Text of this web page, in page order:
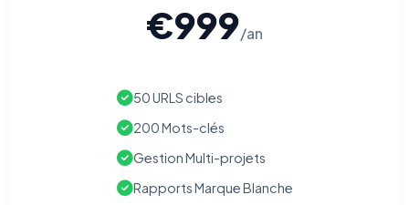
€999/an
50 URLS cibles
200 Mots-clés
Gestion Multi-projets
Rapports Marque Blanche